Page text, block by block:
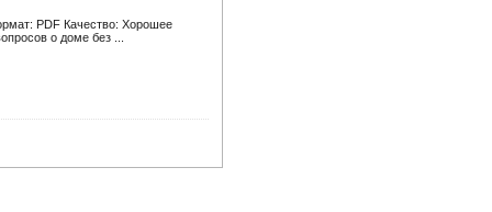
PDF Качество: Хорошее
о доме без ...